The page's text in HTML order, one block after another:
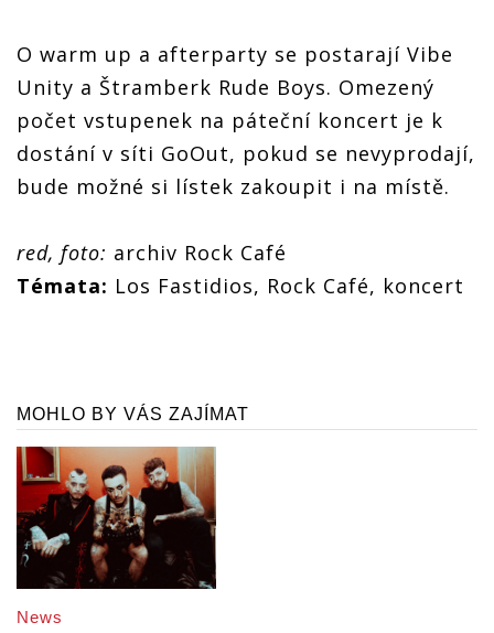
O warm up a afterparty se postarají Vibe
Unity a Štramberk Rude Boys. Omezený
počet vstupenek na páteční koncert je k
dostání v síti GoOut, pokud se nevyprodají,
bude možné si lístek zakoupit i na místě.
red, foto: archiv Rock Café
Témata: Los Fastidios, Rock Café, koncert
MOHLO BY VÁS ZAJÍMAT
News